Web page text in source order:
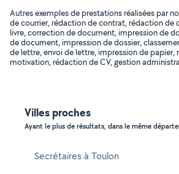
Autres exemples de prestations réalisées par
de courrier, rédaction de contrat, rédaction de
livre, correction de document, impression de
de document, impression de dossier,
de lettre, envoi de lettre, impression de
motivation, rédaction de CV, gestion
Villes proches
Ayant le plus de résultats, dans le même
Secrétaires à Toulon